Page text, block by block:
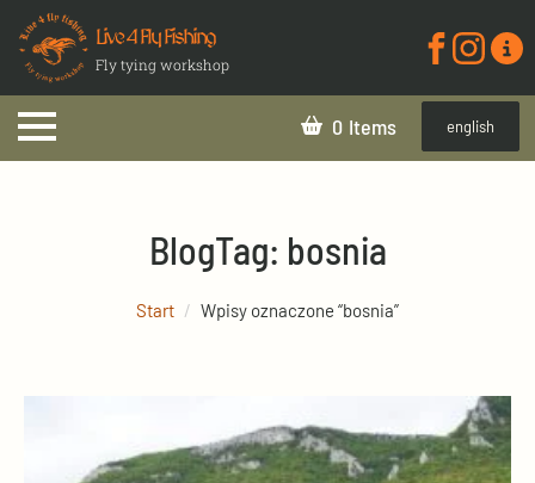
Live 4 Fly Fishing
Fly tying workshop
0 english
BlogTag: bosnia
Start Wpisy oznaczone “bosnia”